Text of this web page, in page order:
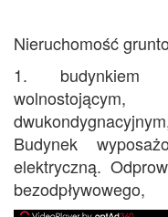
Nieruchomość
1. budynkiem
Budynek
elektryczną.
bezodpływowego,